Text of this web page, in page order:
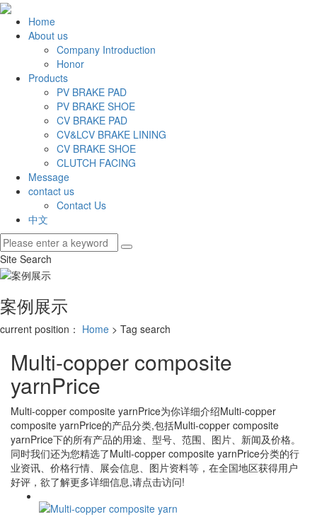
Home
About us
Company Introduction
Honor
Products
PV BRAKE PAD
PV BRAKE SHOE
CV BRAKE PAD
CV&LCV BRAKE LINING
CV BRAKE SHOE
CLUTCH FACING
Message
contact us
Contact Us
中文
Site Search
案例展示
current position： Home > Tag search
Multi-copper composite
yarnPrice
Multi-copper composite yarnPrice为你详细介绍Multi-copper
composite yarnPrice的产品分类,包括Multi-copper composite
yarnPrice下的所有产品的用途、型号、范围、图片、新闻及价格。
同时我们还为您精选了Multi-copper composite yarnPrice分类的行
业资讯、价格行情、展会信息、图片资料等，在全国地区获得用户
好评，欲了解更多详细信息,请点击访问!